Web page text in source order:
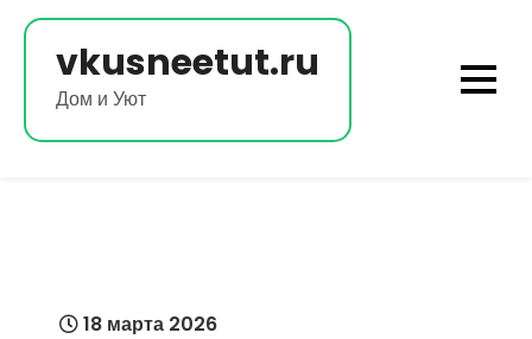
Перейти
содержимому
vkusneetut.ru
Дом и Уют
18 марта 2026